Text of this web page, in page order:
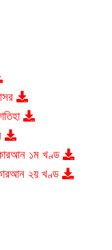
১ম খণ্ড
২য় খণ্ড